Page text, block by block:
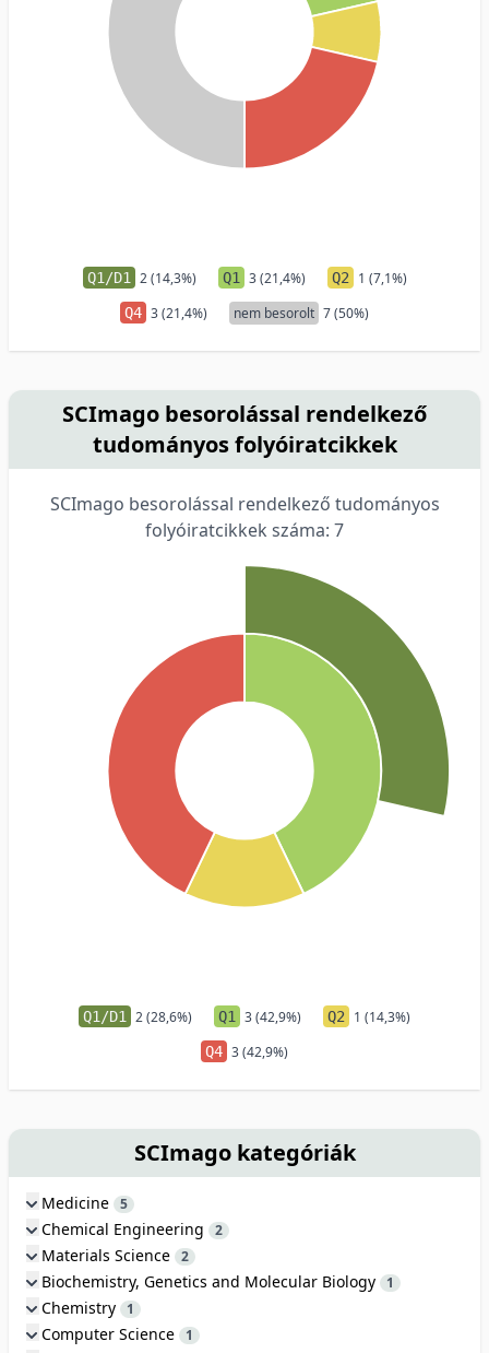
Q1/D1 2 (14,3%) Q1 3 (21,4%) Q2 1 (7,1%)
Q4 3 (21,4%) nem besorolt 7 (50%)
SCImago besorolással rendelkező
tudományos folyóiratcikkek
SCImago besorolással rendelkező tudományos
folyóiratcikkek száma: 7
Q1/D1 2 (28,6%) Q1 3 (42,9%) Q2 1 (14,3%)
Q4 3 (42,9%)
SCImago kategóriák
Medicine 5
Chemical Engineering 2
Materials Science 2
Biochemistry, Genetics and Molecular Biology 1
Chemistry 1
Computer Science 1